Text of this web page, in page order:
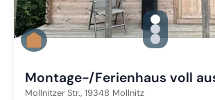
Zu Slide 1
Zu Slide 2
Zu Slide 3
Montage-/Ferienhaus voll
Mollnitzer Str., 19348 Mollnitz